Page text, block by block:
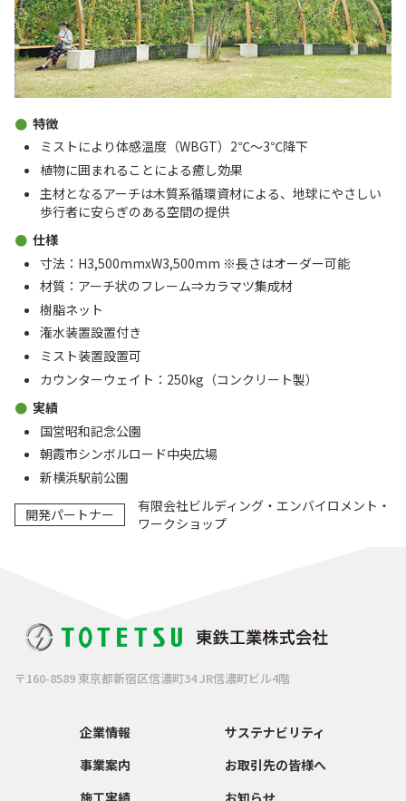
特徴
ミストにより体感温度（WBGT）2℃～3℃降下
植物に囲まれることによる癒し効果
主材となるアーチは木質系循環資材による、地球にやさしい
歩行者に安らぎのある空間の提供
仕様
寸法：H3,500mmxW3,500mm ※長さはオーダー可能
材質：アーチ状のフレーム⇒カラマツ集成材
樹脂ネット
潅水装置設置付き
ミスト装置設置可
カウンターウェイト：250kg（コンクリート製）
実績
国営昭和記念公園
朝霞市シンボルロード中央広場
新横浜駅前公園
開発パートナー
有限会社ビルディング・エンバイロメント・
ワークショップ
〒160-8589 東京都新宿区信濃町34 JR信濃町ビル4階
企業情報
事業案内
施工実績
サステナビリティ
お取引先の皆様へ
お知らせ